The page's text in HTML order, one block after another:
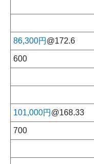
86,300円 @172.6
600
101,000円 @168.33
700